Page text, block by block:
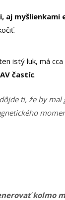
aj myšlienkami
istý luk, má
častíc.
ti, že by
kolmo